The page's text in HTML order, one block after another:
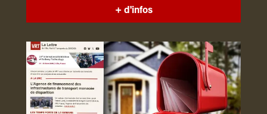
+ d'infos